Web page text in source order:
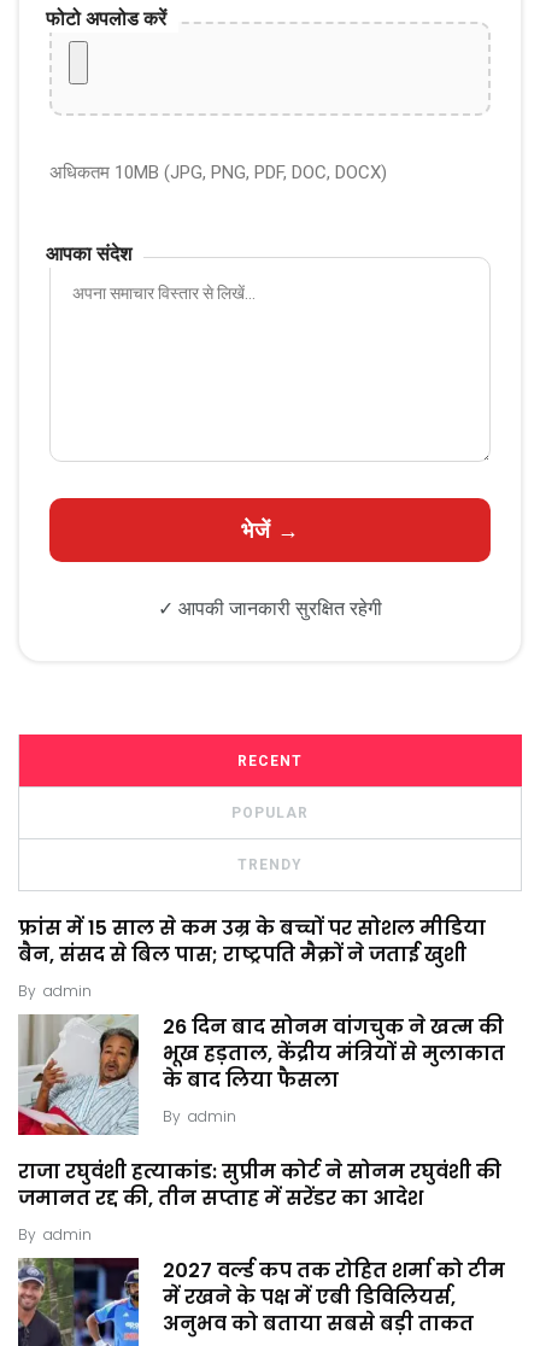
फोटो अपलोड करें
अधिकतम 10MB (JPG, PNG, PDF, DOC, DOCX)
आपका संदेश
✓ आपकी जानकारी सुरक्षित रहेगी
RECENT
POPULAR
TRENDY
फ्रांस में 15 साल से कम उम्र के बच्चों पर सोशल मीडिया
बैन, संसद से बिल पास; राष्ट्रपति मैक्रों ने जताई खुशी
By admin
26 दिन बाद सोनम वांगचुक ने खत्म की
भूख हड़ताल, केंद्रीय मंत्रियों से मुलाकात
के बाद लिया फैसला
By admin
राजा रघुवंशी हत्याकांड: सुप्रीम कोर्ट ने सोनम रघुवंशी की
जमानत रद्द की, तीन सप्ताह में सरेंडर का आदेश
By admin
2027 वर्ल्ड कप तक रोहित शर्मा को टीम
में रखने के पक्ष में एबी डिविलियर्स,
अनुभव को बताया सबसे बड़ी ताकत